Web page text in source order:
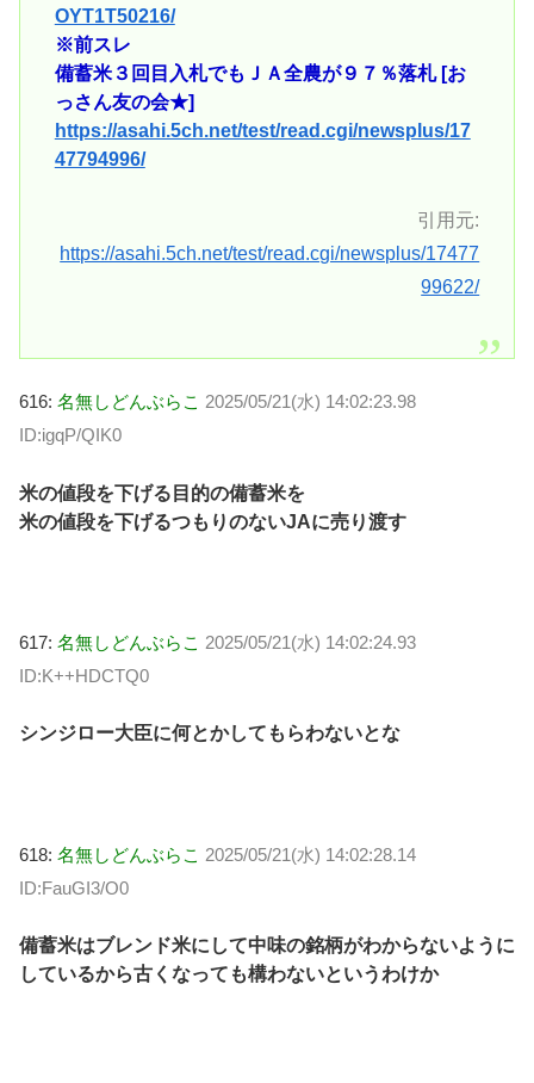
OYT1T50216/
※前スレ
備蓄米３回目入札でもＪＡ全農が９７％落札 [お
っさん友の会★]
https://asahi.5ch.net/test/read.cgi/newsplus/17
47794996/
引用元:
https://asahi.5ch.net/test/read.cgi/newsplus/17477
99622/
616: 名無しどんぶらこ 2025/05/21(水) 14:02:23.98
ID:igqP/QIK0
米の値段を下げる目的の備蓄米を
米の値段を下げるつもりのないJAに売り渡す
617: 名無しどんぶらこ 2025/05/21(水) 14:02:24.93
ID:K++HDCTQ0
シンジロー大臣に何とかしてもらわないとな
618: 名無しどんぶらこ 2025/05/21(水) 14:02:28.14
ID:FauGI3/O0
備蓄米はブレンド米にして中味の銘柄がわからないように
しているから古くなっても構わないというわけか